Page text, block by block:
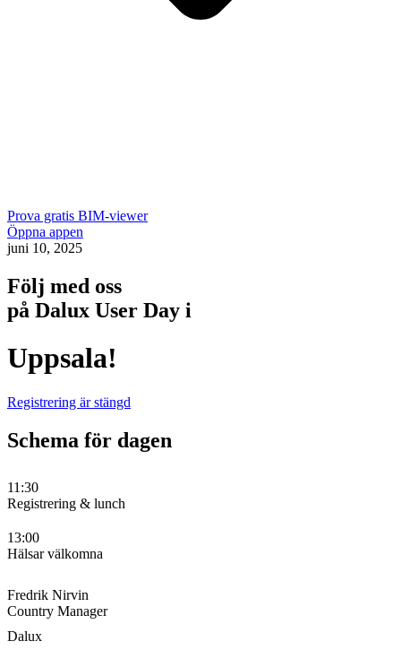
Prova gratis BIM-viewer
Öppna appen
juni 10, 2025
Följ med oss
på Dalux User Day i
Uppsala!
Registrering är stängd
Schema för dagen
11:30
Registrering & lunch
13:00
Hälsar välkomna
Fredrik Nirvin
Country Manager
Dalux